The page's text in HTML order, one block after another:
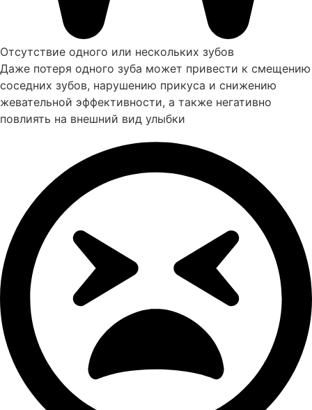
Отсутствие одного или нескольких зубов
Даже потеря одного зуба может привести к смещению
соседних зубов, нарушению прикуса и снижению
жевательной эффективности, а также негативно
повлиять на внешний вид улыбки